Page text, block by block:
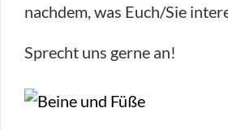
nachdem, was Euch/Sie
Sprecht uns gerne an!